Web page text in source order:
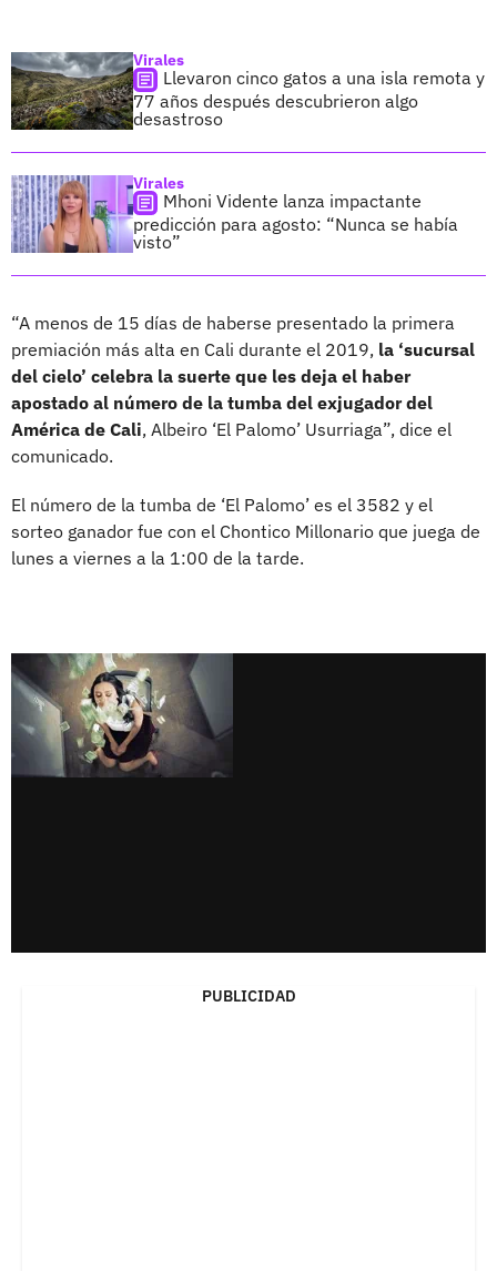
Virales
Llevaron cinco gatos a una isla remota y
77 años después descubrieron algo
desastroso
Virales
Mhoni Vidente lanza impactante
predicción para agosto: “Nunca se había
visto”
“A menos de 15 días de haberse presentado la primera
premiación más alta en Cali durante el 2019, la ‘sucursal
del cielo’ celebra la suerte que les deja el haber
apostado al número de la tumba del exjugador del
América de Cali, Albeiro ‘El Palomo’ Usurriaga”, dice el
comunicado.
El número de la tumba de ‘El Palomo’ es el 3582 y el
sorteo ganador fue con el Chontico Millonario que juega de
lunes a viernes a la 1:00 de la tarde.
PUBLICIDAD